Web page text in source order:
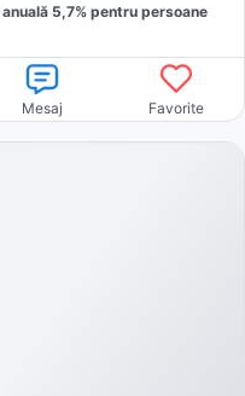
anuală 5,7% pentru persoane
Mesaj Favorite